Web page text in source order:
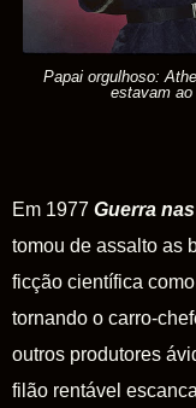
Papai orgulhoso:
estavam ao
Em 1977 Guerra
tomou de assalto as
ficção científica
tornando o carro-
outros produtores
filão rentável